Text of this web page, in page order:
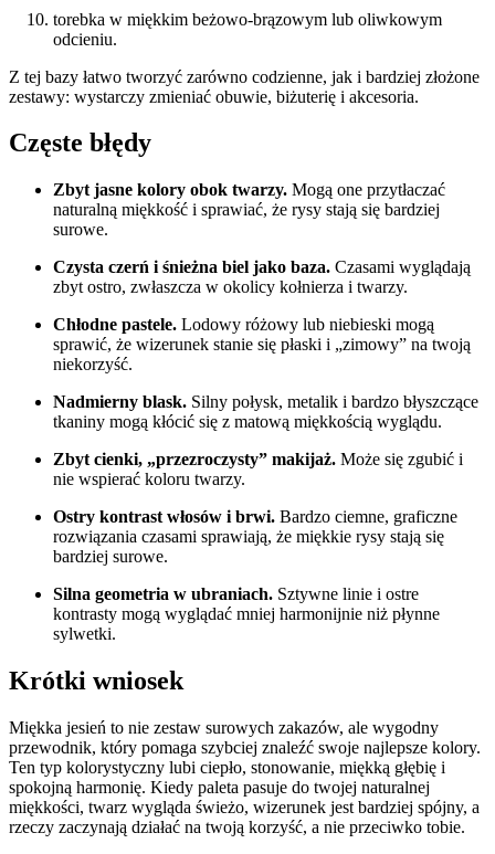
torebka w miękkim beżowo-brązowym lub oliwkowym
odcieniu.
Z tej bazy łatwo tworzyć zarówno codzienne, jak i bardziej złożone
zestawy: wystarczy zmieniać obuwie, biżuterię i akcesoria.
Częste błędy
Zbyt jasne kolory obok twarzy. Mogą one przytłaczać
naturalną miękkość i sprawiać, że rysy stają się bardziej
surowe.
Czysta czerń i śnieżna biel jako baza. Czasami wyglądają
zbyt ostro, zwłaszcza w okolicy kołnierza i twarzy.
Chłodne pastele. Lodowy różowy lub niebieski mogą
sprawić, że wizerunek stanie się płaski i „zimowy” na twoją
niekorzyść.
Nadmierny blask. Silny połysk, metalik i bardzo błyszczące
tkaniny mogą kłócić się z matową miękkością wyglądu.
Zbyt cienki, „przezroczysty” makijaż. Może się zgubić i
nie wspierać koloru twarzy.
Ostry kontrast włosów i brwi. Bardzo ciemne, graficzne
rozwiązania czasami sprawiają, że miękkie rysy stają się
bardziej surowe.
Silna geometria w ubraniach. Sztywne linie i ostre
kontrasty mogą wyglądać mniej harmonijnie niż płynne
sylwetki.
Krótki wniosek
Miękka jesień to nie zestaw surowych zakazów, ale wygodny
przewodnik, który pomaga szybciej znaleźć swoje najlepsze kolory.
Ten typ kolorystyczny lubi ciepło, stonowanie, miękką głębię i
spokojną harmonię. Kiedy paleta pasuje do twojej naturalnej
miękkości, twarz wygląda świeżo, wizerunek jest bardziej spójny, a
rzeczy zaczynają działać na twoją korzyść, a nie przeciwko tobie.